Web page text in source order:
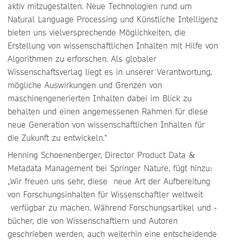
aktiv mitzugestalten. Neue Technologien rund um
Natural Language Processing und Künstliche Intelligenz
bieten uns vielversprechende Möglichkeiten, die
Erstellung von wissenschaftlichen Inhalten mit Hilfe von
Algorithmen zu erforschen. Als globaler
Wissenschaftsverlag liegt es in unserer Verantwortung,
mögliche Auswirkungen und Grenzen von
maschinengenerierten Inhalten dabei im Blick zu
behalten und einen angemessenen Rahmen für diese
neue Generation von wissenschaftlichen Inhalten für
die Zukunft zu entwickeln."
Henning Schoenenberger, Director Product Data &
Metadata Management bei Springer Nature, fügt hinzu:
„Wir freuen uns sehr, diese neue Art der Aufbereitung
von Forschungsinhalten für Wissenschaftler weltweit
verfügbar zu machen. Während Forschungsartikel und -
bücher, die von Wissenschaftlern und Autoren
geschrieben werden, auch weiterhin eine entscheidende